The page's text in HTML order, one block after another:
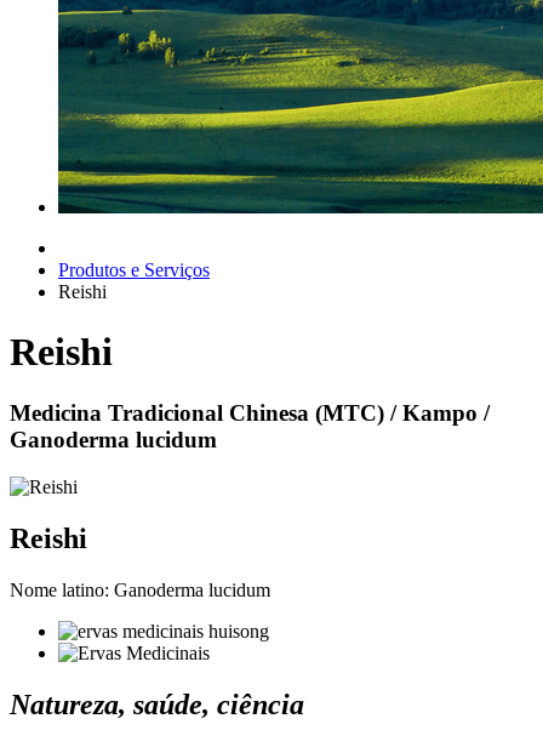
Produtos e Serviços
Reishi
Reishi
Medicina Tradicional Chinesa (MTC) / Kampo /
Ganoderma lucidum
Reishi
Nome latino: Ganoderma lucidum
Natureza, saúde, ciência